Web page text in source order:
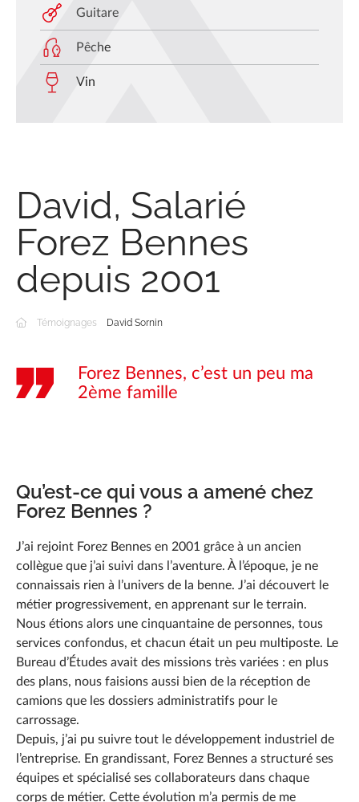
Guitare
Pêche
Vin
David, Salarié
Forez Bennes
depuis 2001
Témoignages David Sornin
Forez Bennes, c’est un peu ma
2ème famille
Qu’est-ce qui vous a amené chez
Forez Bennes ?
J’ai rejoint Forez Bennes en 2001 grâce à un ancien
collègue que j’ai suivi dans l’aventure. À l’époque, je ne
connaissais rien à l’univers de la benne. J’ai découvert le
métier progressivement, en apprenant sur le terrain.
Nous étions alors une cinquantaine de personnes, tous
services confondus, et chacun était un peu multiposte. Le
Bureau d’Études avait des missions très variées : en plus
des plans, nous faisions aussi bien de la réception de
camions que les dossiers administratifs pour le
carrossage.
Depuis, j’ai pu suivre tout le développement industriel de
l’entreprise. En grandissant, Forez Bennes a structuré ses
équipes et spécialisé ses collaborateurs dans chaque
corps de métier. Cette évolution m’a permis de me